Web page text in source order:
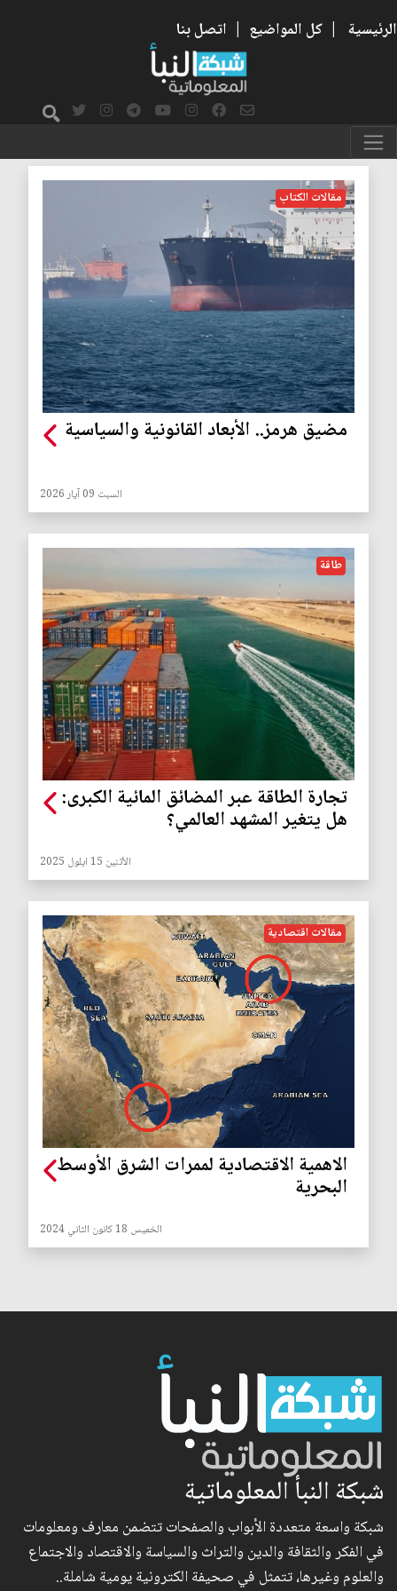
الرئيسية | كل المواضيع | اتصل بنا
مضائق
مقالات الكتاب
مضيق هرمز.. الأبعاد القانونية والسياسية
السبت 09 آيار 2026
طاقة
تجارة الطاقة عبر المضائق المائية الكبرى:
هل يتغير المشهد العالمي؟
الأثنين 15 ايلول 2025
مقالات اقتصادية
الاهمية الاقتصادية لممرات الشرق الأوسط
البحرية
الخميس 18 كانون الثاني 2024
شبكة النبأ المعلوماتية
شبكة واسعة متعددة الأبواب والصفحات تتضمن معارف ومعلومات
في الفكر والثقافة والدين والتراث والسياسة والاقتصاد والاجتماع
والعلوم وغيرها، تتمثل في صحيفة الكترونية يومية شاملة..